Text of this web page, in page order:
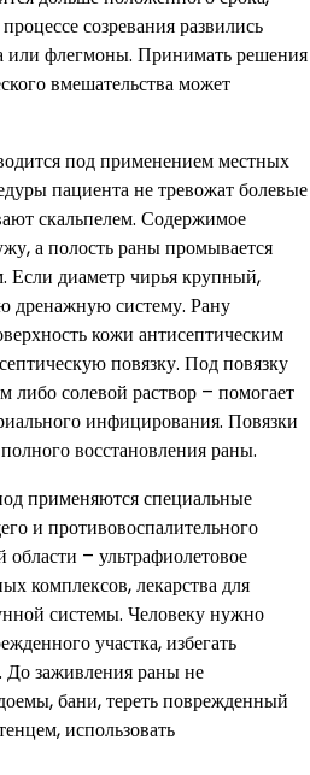
созревания развились
или флегмоны. Принимать решения
вмешательства может
под применением местных
пациента не тревожат болевые
скальпелем. Содержимое
а полость раны промывается
Если диаметр чирья крупный,
дренажную систему. Рану
кожи антисептическим
повязку. Под повязку
либо солевой раствор – помогает
инфицирования. Повязки
восстановления раны.
применяются специальные
и противовоспалительного
– ультрафиолетовое
комплексов, лекарства для
системы. Человеку нужно
участка, избегать
До заживления раны не
бани, тереть поврежденный
использовать